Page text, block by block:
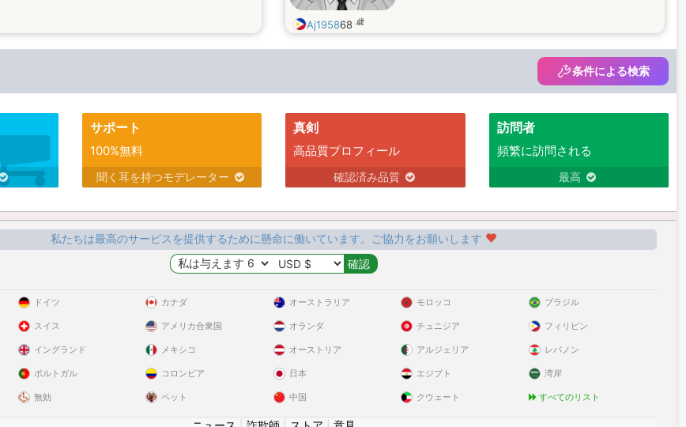
Aj195868 歳
条件による検索
サポート
100%無料
聞く耳を持つモデレーター
真剣
高品質プロフィール
確認済み品質
訪問者
頻繁に訪問される
最高
私たちは最高のサービスを提供するために懸命に働いています。ご協力をお願いします
ドイツ
スイス
イングランド
ポルトガル
無効
カナダ
アメリカ合衆国
メキシコ
コロンビア
ペット
オーストラリア
オランダ
オーストリア
日本
中国
モロッコ
チュニジア
アルジェリア
エジプト
クウェート
ブラジル
フィリピン
レバノン
湾岸
すべてのリスト